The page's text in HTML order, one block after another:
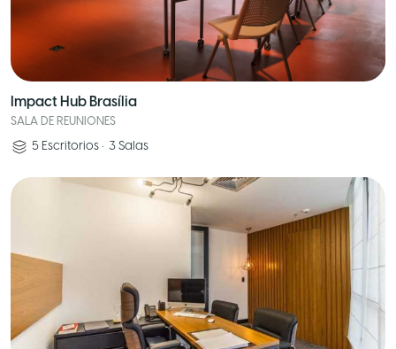
Impact Hub Brasília
SALA DE REUNIONES
5 Escritorios • 3 Salas